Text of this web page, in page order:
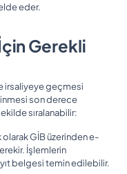
eder.
Gerekli
irsaliyeye geçmesi
son derece
sıralanabilir:
GİB üzerinden e-
İşlemlerin
belgesi temin edilebilir.